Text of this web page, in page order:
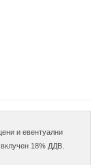
и евентуални